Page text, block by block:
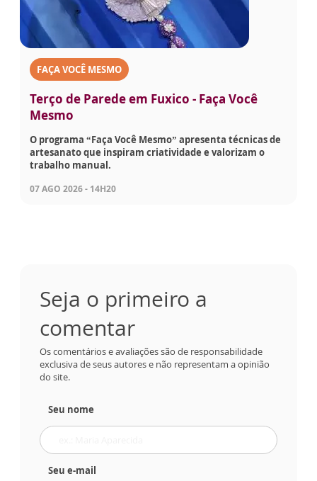
FAÇA VOCÊ MESMO
Terço de Parede em Fuxico - Faça Você
Mesmo
O programa “Faça Você Mesmo” apresenta técnicas de
artesanato que inspiram criatividade e valorizam o
trabalho manual.
07 AGO 2026 - 14H20
Seja o primeiro a
comentar
Os comentários e avaliações são de responsabilidade
exclusiva de seus autores e não representam a opinião
do site.
Seu nome
Seu e-mail